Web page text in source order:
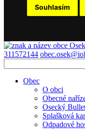
Souhlasím
311572144
Obec
O obci
Obecné
Osecký
Splašková
Odpadové